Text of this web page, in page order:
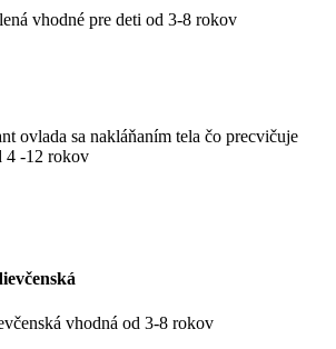
vhodné pre deti od 3-8 rokov
ovlada sa nakláňaním tela čo precvičuje
4 -12 rokov
vhodná od 3-8 rokov